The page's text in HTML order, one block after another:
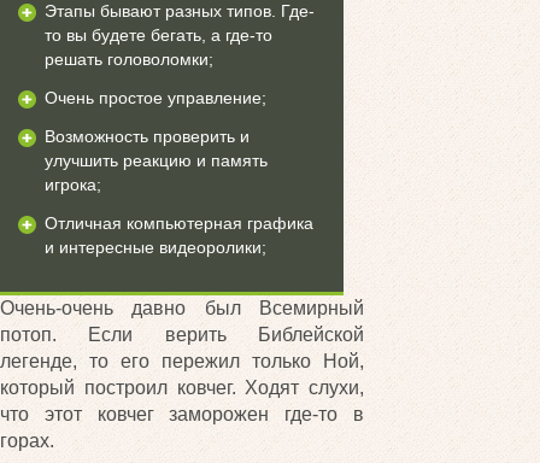
Этапы бывают разных типов. Где-
то вы будете бегать, а где-то
решать головоломки;
Очень простое управление;
Возможность проверить и
улучшить реакцию и память
игрока;
Отличная компьютерная графика
и интересные видеоролики;
Очень-очень давно был Всемирный
потоп. Если верить Библейской
легенде, то его пережил только Ной,
который построил ковчег. Ходят слухи,
что этот ковчег заморожен где-то в
горах.